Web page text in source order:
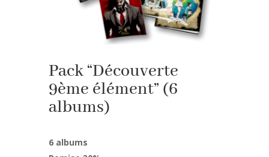
Pack “Découverte
9ème élément” (6
albums)
6 albums